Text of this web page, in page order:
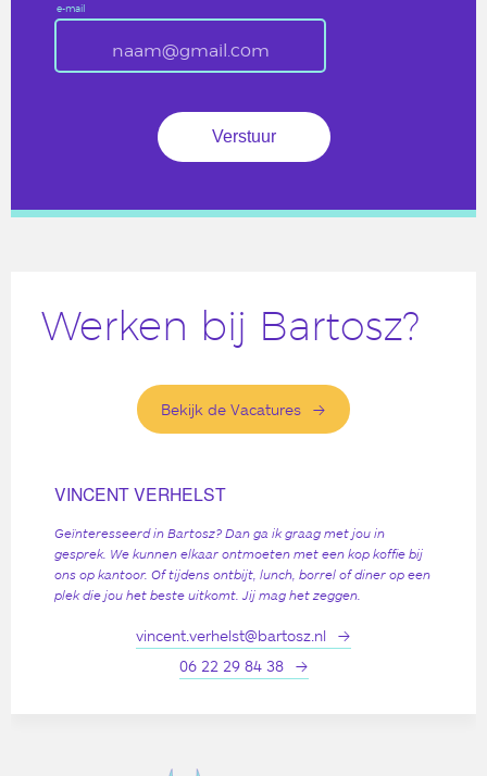
e-mail
Werken bij Bartosz?
Bekijk de Vacatures
VINCENT VERHELST
Geïnteresseerd in Bartosz? Dan ga ik graag met jou in
gesprek. We kunnen elkaar ontmoeten met een kop koffie bij
ons op kantoor. Of tijdens ontbijt, lunch, borrel of diner op een
plek die jou het beste uitkomt. Jij mag het zeggen.
vincent.verhelst@bartosz.nl
06 22 29 84 38